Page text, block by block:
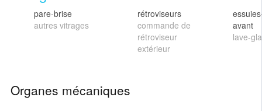
pare-brise
autres vitrages
rétroviseurs
commande de
rétroviseur
extérieur
avant
lave-
Organes mécaniques